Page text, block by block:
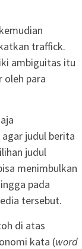
traffick.
ambiguitas itu
oleh para
judul berita
judul
menimbulkan
pada
tersebut.
di atas
kata (word